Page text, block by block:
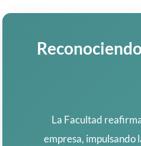
La Facultad
empresa, impulsando